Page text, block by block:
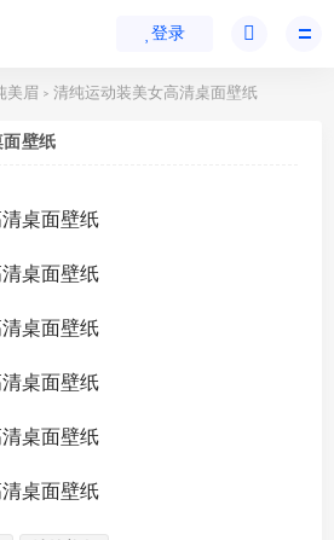
登录
美眉 > 清纯运动装美女高清桌面壁纸
壁纸